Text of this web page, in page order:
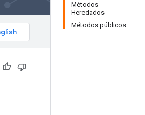
Métodos
Heredados
Métodos públicos